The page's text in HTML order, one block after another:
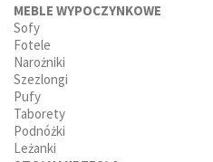
MEBLE WYPOCZYNKOWE
Sofy
Fotele
Narożniki
Szezlongi
Pufy
Taborety
Podnóżki
Leżanki